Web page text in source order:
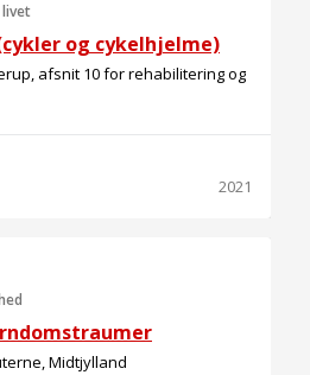
og cykelhjelme)
afsnit 10 for rehabilitering og
2021
Midtjylland